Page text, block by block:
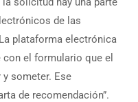
de las
plataforma electrónica
con el formulario que el
someter. Ese
de recomendación”.